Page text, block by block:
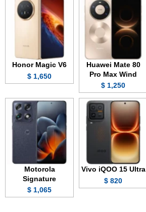
Huawei Mate 80
Pro Max Wind
1,250 $
Honor Magic V6
1,650 $
Vivo iQOO 15 Ultra
820 $
Motorola
Signature
1,065 $